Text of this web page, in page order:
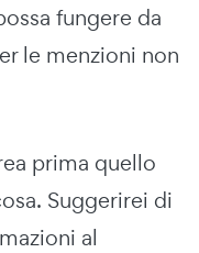
fungere da
le menzioni non
prima quello
Suggerirei di
al